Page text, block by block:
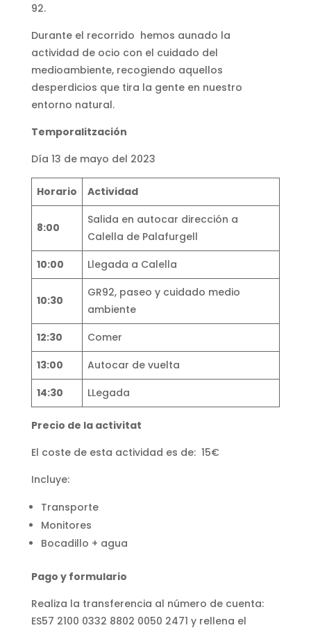
92.
Durante el recorrido hemos aunado la
actividad de ocio con el cuidado del
medioambiente, recogiendo aquellos
desperdicios que tira la gente en nuestro
entorno natural.
Temporalitzación
Día 13 de mayo del 2023
Horario Actividad
8:00
Salida en autocar dirección a
Calella de Palafurgell
10:00
Llegada a Calella
10:30
GR92, paseo y cuidado medio
ambiente
12:30
Comer
13:00
Autocar de vuelta
14:30
LLegada
Precio de la activitat
El coste de esta actividad es de: 15€
Incluye:
Transporte
Monitores
Bocadillo + agua
Pago y formulario
Realiza la transferencia al número de cuenta:
ES57 2100 0332 8802 0050 2471 y rellena el